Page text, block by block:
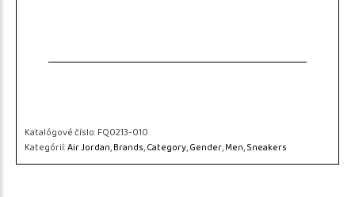
Katalógové číslo:FQ0213-010
Kategórií:Air Jordan,Brands,Category,Gender,Men,Sneakers